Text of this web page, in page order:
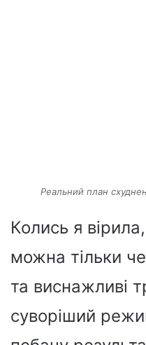
Реальний план
Колись я
можна тільки
та виснажливі
суворіший